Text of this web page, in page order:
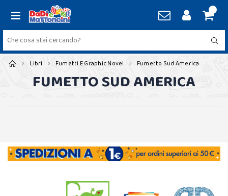
Libri Fumetti E Graphic Novel Fumetto Sud America
FUMETTO SUD AMERICA